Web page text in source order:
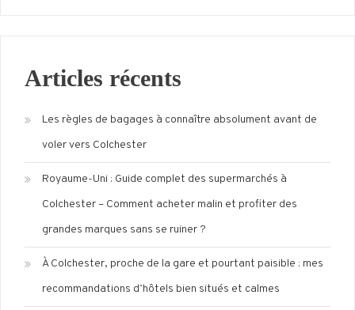
Articles récents
Les règles de bagages à connaître absolument avant de
voler vers Colchester
Royaume-Uni : Guide complet des supermarchés à
Colchester – Comment acheter malin et profiter des
grandes marques sans se ruiner ?
À Colchester, proche de la gare et pourtant paisible : mes
recommandations d’hôtels bien situés et calmes